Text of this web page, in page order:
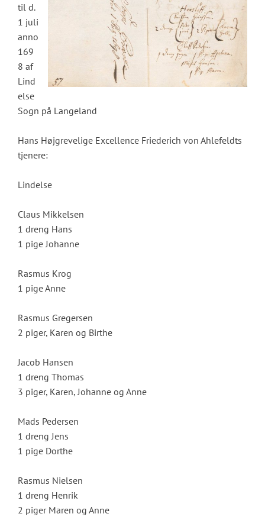
til d.
1 juli
anno
169
8 af
Lind
else
Sogn på Langeland
Hans Højgrevelige Excellence Friederich von Ahlefeldts
tjenere:
Lindelse
Claus Mikkelsen
1 dreng Hans
1 pige Johanne
Rasmus Krog
1 pige Anne
Rasmus Gregersen
2 piger, Karen og Birthe
Jacob Hansen
1 dreng Thomas
3 piger, Karen, Johanne og Anne
Mads Pedersen
1 dreng Jens
1 pige Dorthe
Rasmus Nielsen
1 dreng Henrik
2 piger Maren og Anne